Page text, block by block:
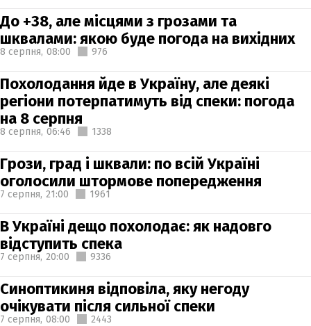
До +38, але місцями з грозами та
шквалами: якою буде погода на вихідних
8 серпня, 08:00 976
Похолодання йде в Україну, але деякі
регіони потерпатимуть від спеки: погода
на 8 серпня
8 серпня, 06:46 1338
Грози, град і шквали: по всій Україні
оголосили штормове попередження
7 серпня, 21:00 1961
В Україні дещо похолодає: як надовго
відступить спека
7 серпня, 20:00 9336
Синоптикиня відповіла, яку негоду
очікувати після сильної спеки
7 серпня, 08:00 2443